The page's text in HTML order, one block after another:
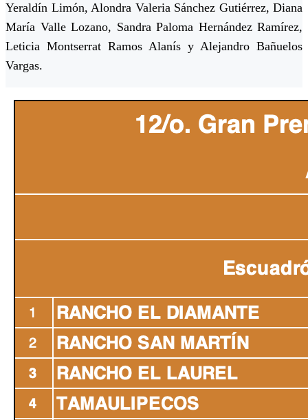
Yeraldín Limón, Alondra Valeria Sánchez Gutiérrez, Diana
María Valle Lozano, Sandra Paloma Hernández Ramírez,
Leticia Montserrat Ramos Alanís y Alejandro Bañuelos
Vargas.